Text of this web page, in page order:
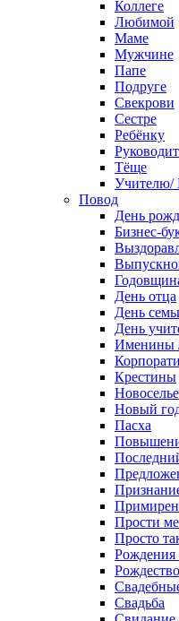
Коллеге
Любимой
Маме
Мужчине
Папе
Подруге
Свекрови
Сестре
Ребёнку
Тёще
Учителю/
Повод
День
Бизнес-
День отца
День
День
Именины /
Крестины
Новоселье
Новый
Пасха
Прости
Просто
Рождения
Рождество
Свадьба